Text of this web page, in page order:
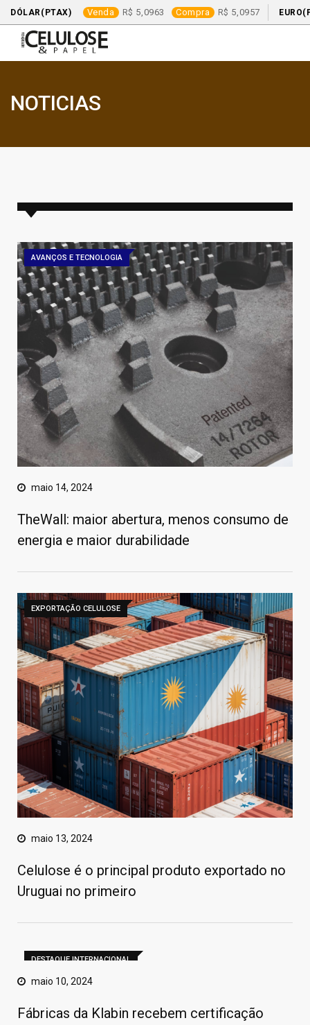
DÓLAR(PTAX) Venda 5,0963 Compra 5,0957
NOTICIAS
AVANÇOS E TECNOLOGIA
maio 14, 2024
TheWall: maior abertura, menos consumo de
energia e maior durabilidade
EXPORTAÇÃO CELULOSE
maio 13, 2024
Celulose é o principal produto exportado no
Uruguai no primeiro
DESTAQUE INTERNACIONAL
maio 10, 2024
Fábricas da Klabin recebem certificação